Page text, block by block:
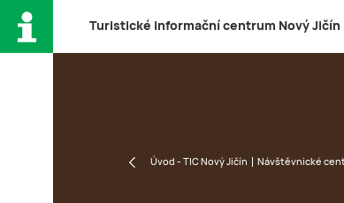
Turistické informační centrum Nový Jičín
Úvod - TIC Nový Jičín Návštěvnické